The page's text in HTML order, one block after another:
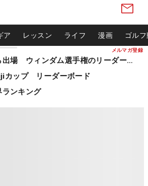
メルマガ登録
ア レッスン ライフ 漫画 ゴル
松山英樹ら出場 ウィンダム選手権のリーダーボード
カップ リーダーボード
ランキング